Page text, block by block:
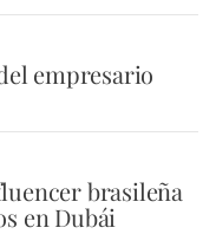
empresario
brasileña
en Dubái